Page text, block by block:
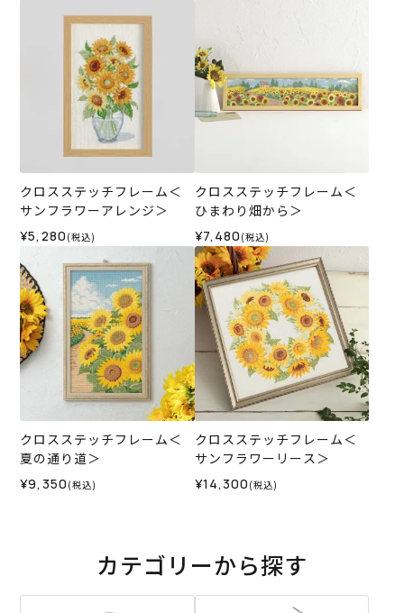
クロスステッチフレーム＜
サンフラワーアレンジ＞
¥5,280 (税込)
クロスステッチフレーム＜
ひまわり畑から＞
¥7,480 (税込)
クロスステッチフレーム＜
夏の通り道＞
¥9,350 (税込)
クロスステッチフレーム＜
サンフラワーリース＞
¥14,300 (税込)
カテゴリーから探す